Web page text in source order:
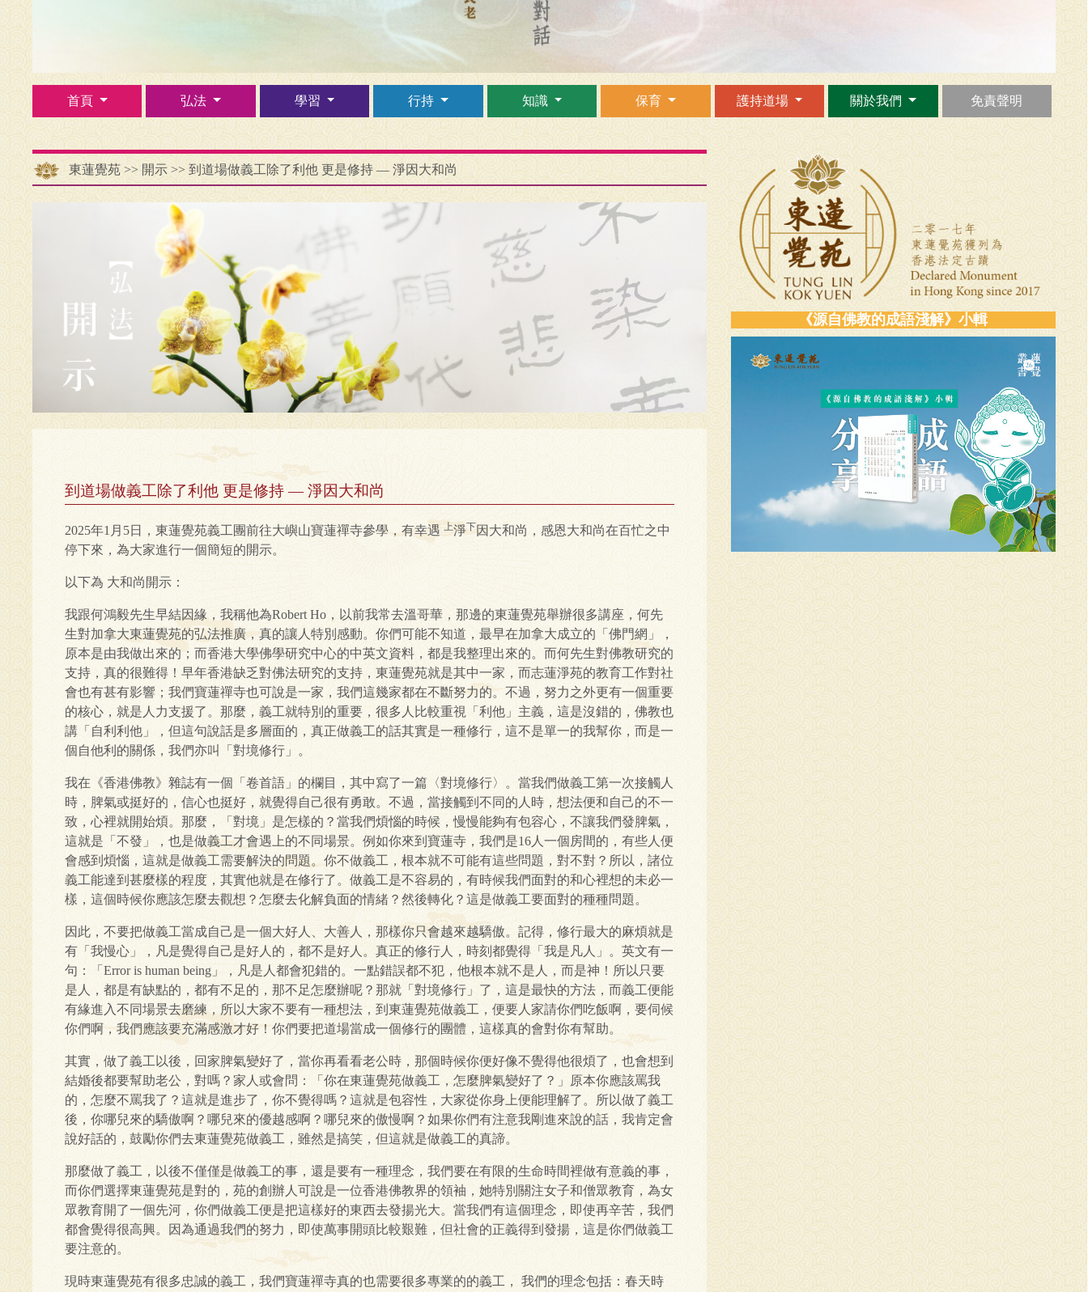
首頁 弘法 學習 行持 知識 保育 護持道場 關於我們 免責聲明
東蓮覺苑 >> 開示 >> 到道場做義工除了利他 更是修持 — 淨因大和尚
到道場做義工除了利他 更是修持 — 淨因大和尚
2025年1月5日，東蓮覺苑義工團前往大嶼山寶蓮禪寺參學，有幸遇 上淨下因大和尚，感恩大和尚在百忙之中
停下來，為大家進行一個簡短的開示。
以下為 大和尚開示：
我跟何鴻毅先生早結因緣，我稱他為Robert Ho，以前我常去溫哥華，那邊的東蓮覺苑舉辦很多講座，何先
生對加拿大東蓮覺苑的弘法推廣，真的讓人特別感動。你們可能不知道，最早在加拿大成立的「佛門網」，
原本是由我做出來的；而香港大學佛學研究中心的中英文資料，都是我整理出來的。而何先生對佛教研究的
支持，真的很難得！早年香港缺乏對佛法研究的支持，東蓮覺苑就是其中一家，而志蓮淨苑的教育工作對社
會也有甚有影響；我們寶蓮禪寺也可說是一家，我們這幾家都在不斷努力的。不過，努力之外更有一個重要
的核心，就是人力支援了。那麼，義工就特別的重要，很多人比較重視「利他」主義，這是沒錯的，佛教也
講「自利利他」，但這句說話是多層面的，真正做義工的話其實是一種修行，這不是單一的我幫你，而是一
個自他利的關係，我們亦叫「對境修行」。
我在《香港佛教》雜誌有一個「卷首語」的欄目，其中寫了一篇〈對境修行〉。當我們做義工第一次接觸人
時，脾氣或挺好的，信心也挺好，就覺得自己很有勇敢。不過，當接觸到不同的人時，想法便和自己的不一
致，心裡就開始煩。那麼，「對境」是怎樣的？當我們煩惱的時候，慢慢能夠有包容心，不讓我們發脾氣，
這就是「不發」，也是做義工才會遇上的不同場景。例如你來到寶蓮寺，我們是16人一個房間的，有些人便
會感到煩惱，這就是做義工需要解決的問題。你不做義工，根本就不可能有這些問題，對不對？所以，諸位
義工能達到甚麼樣的程度，其實他就是在修行了。做義工是不容易的，有時候我們面對的和心裡想的未必一
樣，這個時候你應該怎麼去觀想？怎麼去化解負面的情緒？然後轉化？這是做義工要面對的種種問題。
因此，不要把做義工當成自己是一個大好人、大善人，那樣你只會越來越驕傲。記得，修行最大的麻煩就是
有「我慢心」，凡是覺得自己是好人的，都不是好人。真正的修行人，時刻都覺得「我是凡人」。英文有一
句：「Error is human being」，凡是人都會犯錯的。一點錯誤都不犯，他根本就不是人，而是神！所以只要
是人，都是有缺點的，都有不足的，那不足怎麼辦呢？那就「對境修行」了，這是最快的方法，而義工便能
有緣進入不同場景去磨練，所以大家不要有一種想法，到東蓮覺苑做義工，便要人家請你們吃飯啊，要伺候
你們啊，我們應該要充滿感激才好！你們要把道場當成一個修行的團體，這樣真的會對你有幫助。
其實，做了義工以後，回家脾氣變好了，當你再看看老公時，那個時候你便好像不覺得他很煩了，也會想到
結婚後都要幫助老公，對嗎？家人或會問：「你在東蓮覺苑做義工，怎麼脾氣變好了？」原本你應該罵我
的，怎麼不罵我了？這就是進步了，你不覺得嗎？這就是包容性，大家從你身上便能理解了。所以做了義工
後，你哪兒來的驕傲啊？哪兒來的優越感啊？哪兒來的傲慢啊？如果你們有注意我剛進來說的話，我肯定會
說好話的，鼓勵你們去東蓮覺苑做義工，雖然是搞笑，但這就是做義工的真諦。
那麼做了義工，以後不僅僅是做義工的事，還是要有一種理念，我們要在有限的生命時間裡做有意義的事，
而你們選擇東蓮覺苑是對的，苑的創辦人可說是一位香港佛教界的領袖，她特別關注女子和僧眾教育，為女
眾教育開了一個先河，你們做義工便是把這樣好的東西去發揚光大。當我們有這個理念，即使再辛苦，我們
都會覺得很高興。因為通過我們的努力，即使萬事開頭比較艱難，但社會的正義得到發揚，這是你們做義工
要注意的。
現時東蓮覺苑有很多忠誠的義工，我們寶蓮禪寺真的也需要很多專業的的義工， 我們的理念包括：春天時
《源自佛教的成語淺解》小輯